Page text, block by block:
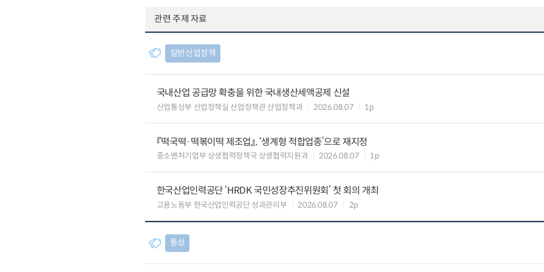
관련 주제 자료
일반산업정책
국내산업 공급망 확충을 위한 국내생산세액공제 신설
산업통상부 산업정책실 산업정책관 산업정책과 2026.08.07 1p
『떡국떡·떡볶이떡 제조업』, ‘생계형 적합업종’으로 재지정
중소벤처기업부 상생협력정책국 상생협력지원과 2026.08.07 1p
한국산업인력공단 ‘HRDK 국민성장추진위원회’ 첫 회의 개최
고용노동부 한국산업인력공단 성과관리부 2026.08.07 2p
통상